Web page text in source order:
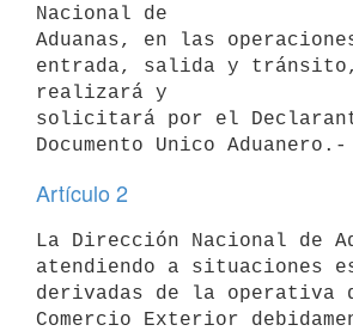
Nacional de
Aduanas, en las
entrada, salida y
realizará y
solicitará por el
Artículo 2
La Dirección Nacional de
atendiendo a situaciones
derivadas de la operativa
Comercio Exterior